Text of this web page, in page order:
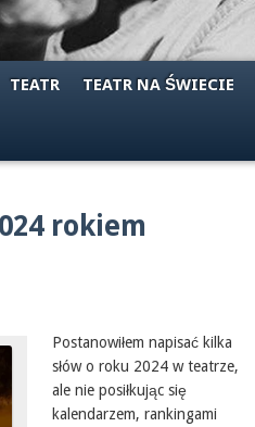
TEATR TEATR NA ŚWIECIE
rokiem
Postanowiłem napisać kilka
słów o roku 2024 w teatrze,
ale nie posiłkując się
kalendarzem, rankingami